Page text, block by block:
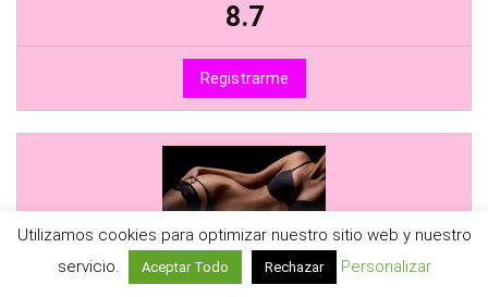
8.7
Registrarme
✅ Portal Nº1 de Citas con Mujeres Maduras
Utilizamos cookies para optimizar nuestro sitio web y nuestro
servicio.
Aceptar Todo Rechazar Personalizar